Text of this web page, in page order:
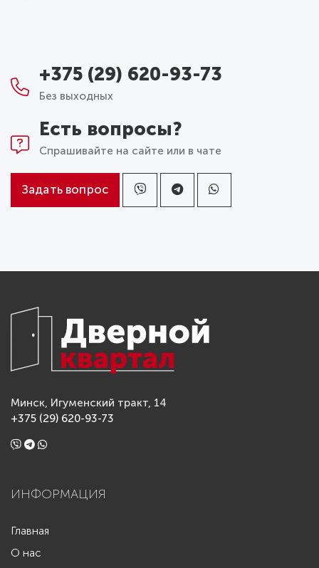
+375 (29) 620-93-73
Без выходных
Есть вопросы?
Спрашивайте на сайте или в чате
Задать вопрос
Минск, Игуменский тракт, 14
+375 (29) 620-93-73
ИНФОРМАЦИЯ
Главная
О нас